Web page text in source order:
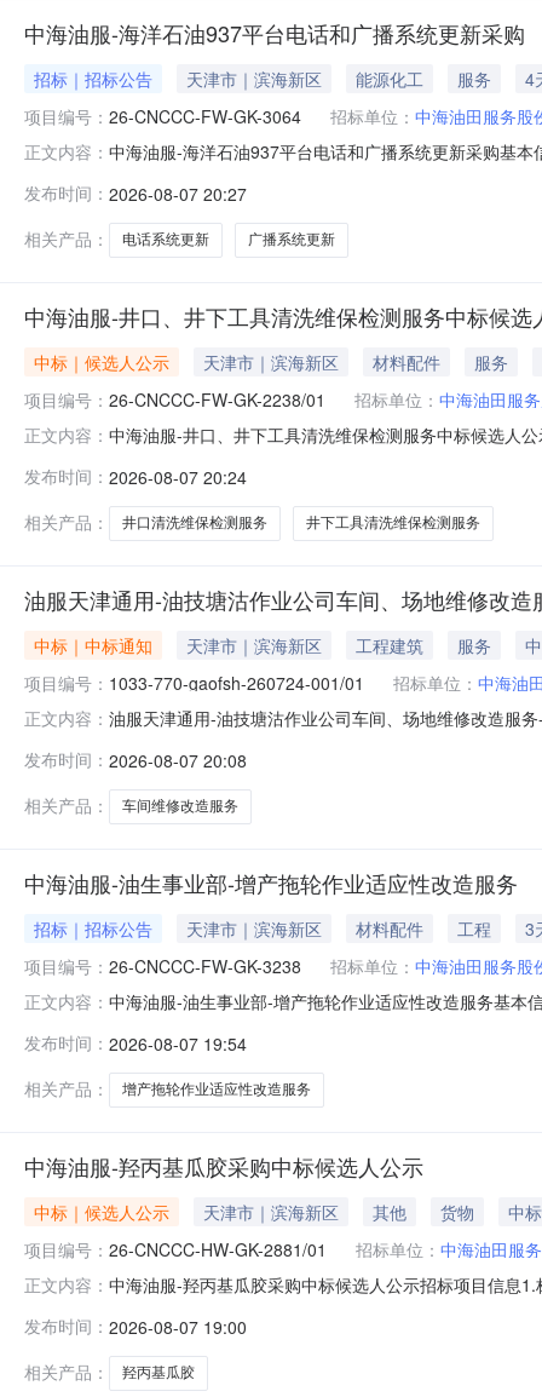
中海油服-海洋石油937平台电话和广播系统更新采购
招标｜招标公告 天津市｜滨海新区 能源化工 服务
4
项目编号： 26-CNCCC-FW-GK-3064 招标单位： 中海油田服务股
正文内容： 中海油服-海洋石油937平台电话和广播系统更新采购基
系人认为招标文件内容违法或者不当的，对评标结果有
复结果不认同的，投标人或利害关
发布时间： 2026-08-07 20:27
相关产品：
电话系统更新 广播系统更新
中海油服-井口、井下工具清洗维保检测服务中标候选
中标｜候选人公示 天津市｜滨海新区 材料配件
服务
项目编号： 26-CNCCC-FW-GK-2238/01 招标单位： 中海油田服
正文内容： 中海油服-井口、井下工具清洗维保检测服务中标候选人
司中标候选人排序中标候选人名称投标报价（含增值税
石油管检测技术有
发布时间： 2026-08-07 20:24
相关产品：
井口清洗维保检测服务 井下工具清洗维保检测服务
油服天津通用-油技塘沽作业公司车间、场地维修改造
中标｜中标通知 天津市｜滨海新区 工程建筑 服务
项目编号： 1033-770-gaofsh-260724-001/01 招标单位： 中海油
正文内容： 油服天津通用-油技塘沽作业公司车间、场地维修改造服
中标单位信息中标单位中标金额（含增值税）海川建业
发布时间： 2026-08-07 20:08
相关产品：
车间维修改造服务
中海油服-油生事业部-增产拖轮作业适应性改造服务
招标｜招标公告 天津市｜滨海新区 材料配件 工程
3
项目编号： 26-CNCCC-FW-GK-3238 招标单位： 中海油田服务股
正文内容： 中海油服-油生事业部-增产拖轮作业适应性改造服务基本
签署合同，计划签订年度协议（单价费率相同），有效
量结算。项目所在地天津市资金来源企业
发布时间： 2026-08-07 19:54
相关产品：
增产拖轮作业适应性改造服务
中海油服-羟丙基瓜胶采购中标候选人公示
中标｜候选人公示 天津市｜滨海新区 其他 货物
中
项目编号： 26-CNCCC-HW-GK-2881/01 招标单位： 中海油田服
正文内容： 中海油服-羟丙基瓜胶采购中标候选人公示招标项目信息
标价中标金额（含增值税）工期（交货期）质量项目负
发布时间： 2026-08-07 19:00
相关产品：
羟丙基瓜胶